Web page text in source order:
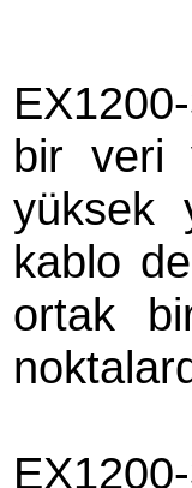
bir veri
yüksek
kablo
ortak